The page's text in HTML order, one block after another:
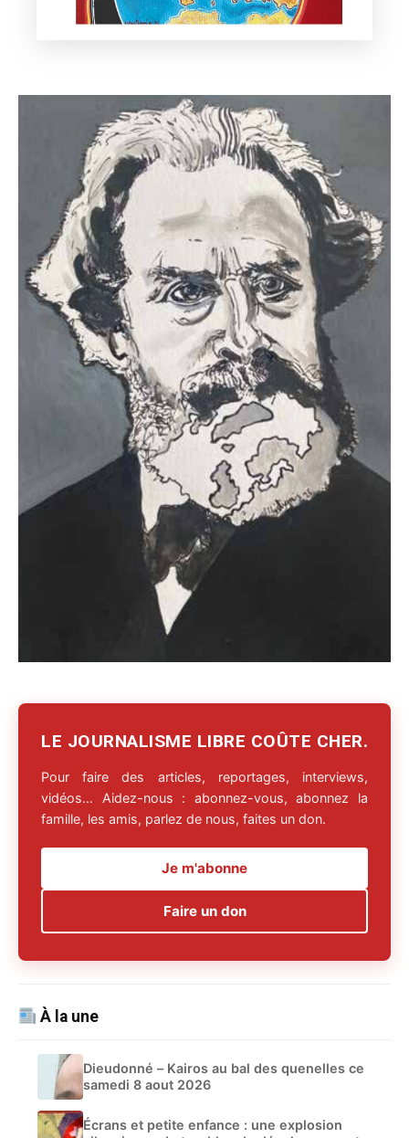
LE JOURNALISME LIBRE COÛTE CHER.
Pour faire des articles, reportages, interviews,
vidéos… Aidez-nous : abonnez-vous, abonnez la
famille, les amis, parlez de nous, faites un don.
Je m'abonne
Faire un don
À la une
Dieudonné – Kairos au bal des quenelles ce
samedi 8 aout 2026
Écrans et petite enfance : une explosion